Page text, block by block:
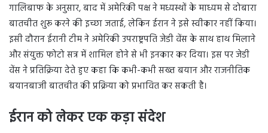
गालिबाफ के अनुसार, बाद में अमेरिकी पक्ष ने मध्यस्थों के माध्यम से दोबारा
बातचीत शुरू करने की इच्छा जताई, लेकिन ईरान ने इसे स्वीकार नहीं किया।
इसी दौरान ईरानी टीम ने अमेरिकी उपराष्ट्रपति जेडी वेंस के साथ हाथ मिलाने
और संयुक्त फोटो सत्र में शामिल होने से भी इनकार कर दिया। इस पर जेडी
वेंस ने प्रतिक्रिया देते हुए कहा कि कभी-कभी सख्त बयान और राजनीतिक
बयानबाजी बातचीत की प्रक्रिया को प्रभावित कर सकती है।
ईरान को लेकर एक कड़ा संदेश